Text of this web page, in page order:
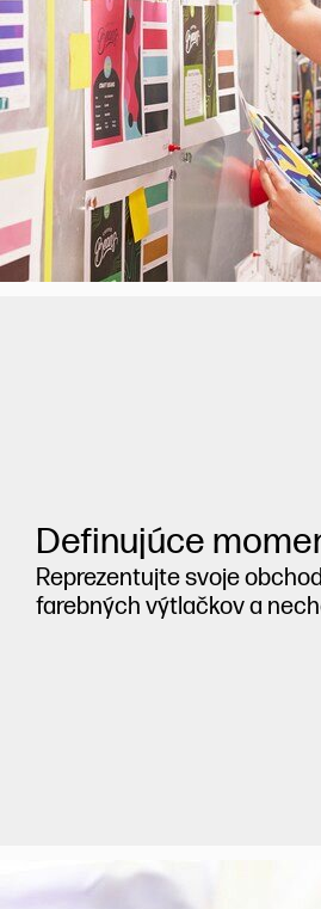
Definujúce
Reprezentujte svoje
farebných výtlačkov a